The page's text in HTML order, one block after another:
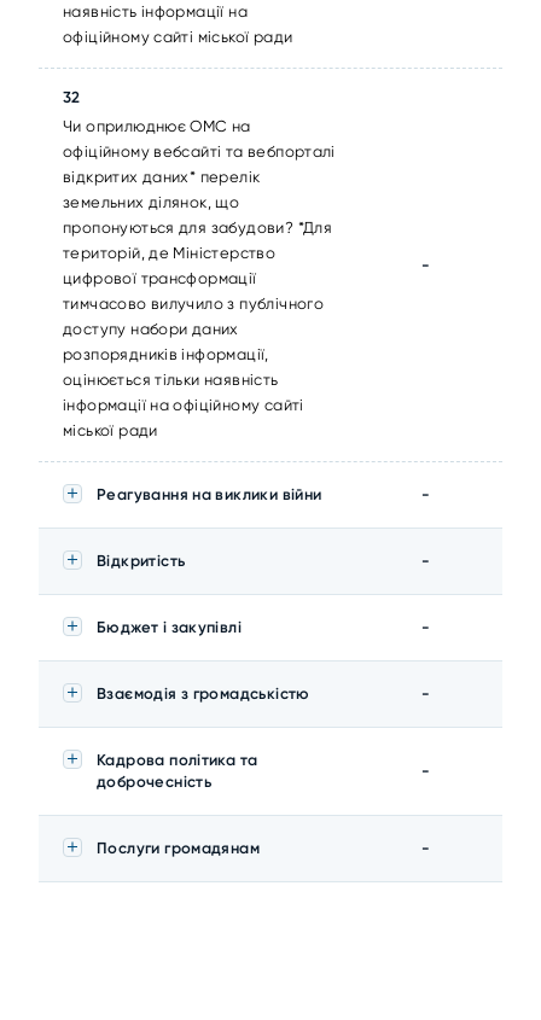
наявність інформації на
офіційному сайті міської ради
32
Чи оприлюднює ОМС на
офіційному вебсайті та вебпорталі
відкритих даних* перелік
земельних ділянок, що
пропонуються для забудови? *Для
територій, де Міністерство
цифрової трансформації
тимчасово вилучило з публічного
доступу набори даних
розпорядників інформації,
оцінюється тільки наявність
інформації на офіційному сайті
міської ради
-
Реагування на виклики війни -
Відкритість -
Бюджет і закупівлі -
Взаємодія з громадськістю -
Кадрова політика та
доброчесність
-
Послуги громадянам -